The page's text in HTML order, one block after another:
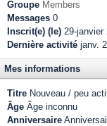
Groupe Members
Messages 0
Inscrit(e) (le) 29-janvier
Dernière activité janv.
Mes informations
Titre Nouveau / peu
Âge Âge inconnu
Anniversaire